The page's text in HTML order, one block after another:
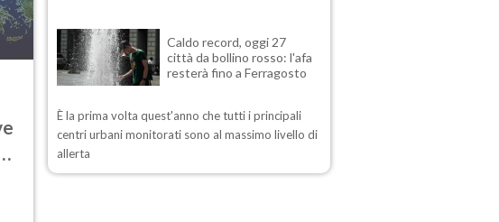
Caldo record, oggi 27
città da bollino rosso: l'afa
resterà fino a Ferragosto
È la prima volta quest'anno che tutti i principali
centri urbani monitorati sono al massimo livello di
allerta